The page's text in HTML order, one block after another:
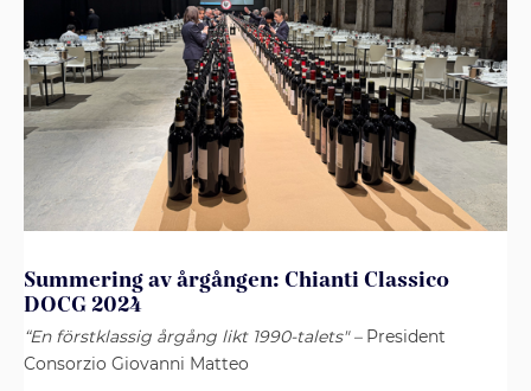
Summering av årgången: Chianti Classico
DOCG 2024
“En förstklassig årgång likt 1990-talets" – President
Consorzio Giovanni Matteo